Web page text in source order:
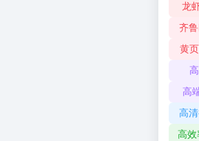
龙
齐
黄
高
高
高效